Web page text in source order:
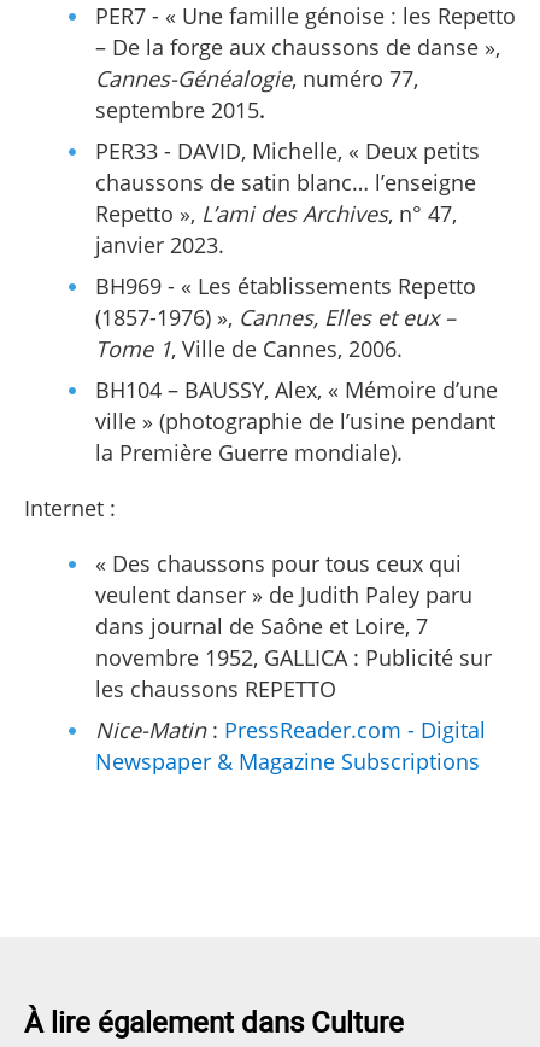
PER7 - « Une famille génoise : les Repetto
– De la forge aux chaussons de danse »,
Cannes-Généalogie, numéro 77,
septembre 2015.
PER33 - DAVID, Michelle, « Deux petits
chaussons de satin blanc… l’enseigne
Repetto », L’ami des Archives, n° 47,
janvier 2023.
BH969 - « Les établissements Repetto
(1857-1976) », Cannes, Elles et eux –
Tome 1, Ville de Cannes, 2006.
BH104 – BAUSSY, Alex, « Mémoire d’une
ville » (photographie de l’usine pendant
la Première Guerre mondiale).
Internet :
« Des chaussons pour tous ceux qui
veulent danser » de Judith Paley paru
dans journal de Saône et Loire, 7
novembre 1952, GALLICA : Publicité sur
les chaussons REPETTO
Nice-Matin: PressReader.com - Digital
Newspaper & Magazine Subscriptions
À lire également dans Culture